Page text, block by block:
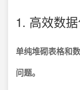
1. 高效数
单纯堆砌表格和
问题。